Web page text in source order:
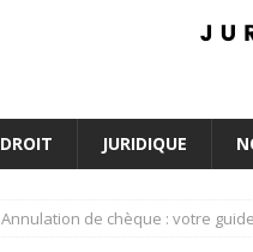
DROIT JURIDIQUE
Annulation de chèque : votre